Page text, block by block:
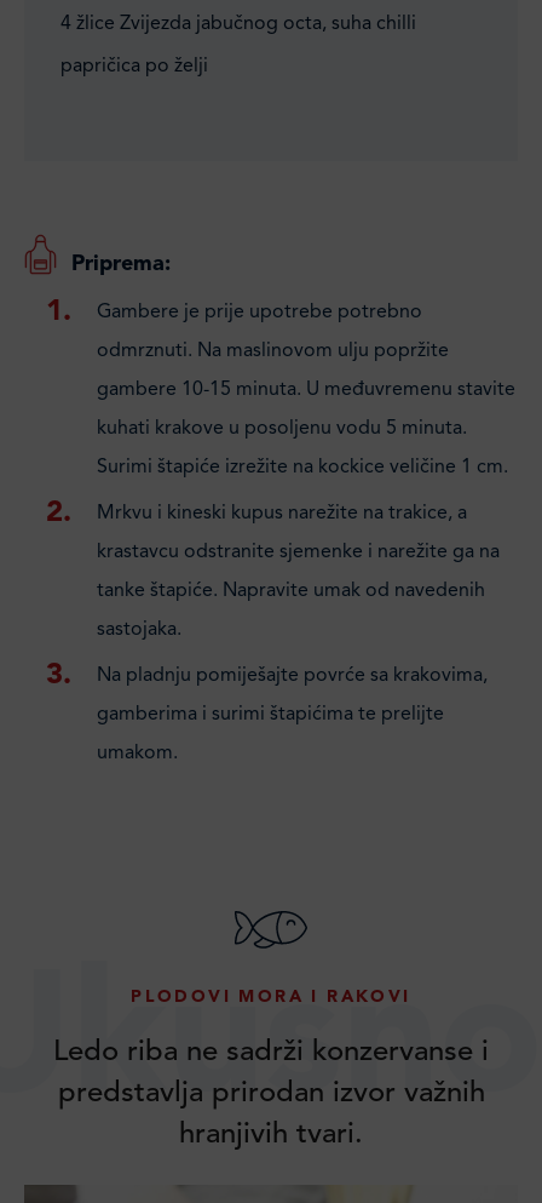
4 žlice Zvijezda jabučnog octa, suha chilli
papričica po želji
Priprema:
Gambere je prije upotrebe potrebno
odmrznuti. Na maslinovom ulju popržite
gambere 10-15 minuta. U međuvremenu stavite
kuhati krakove u posoljenu vodu 5 minuta.
Surimi štapiće izrežite na kockice veličine 1 cm.
Mrkvu i kineski kupus narežite na trakice, a
krastavcu odstranite sjemenke i narežite ga na
tanke štapiće. Napravite umak od navedenih
sastojaka.
Na pladnju pomiješajte povrće sa krakovima,
gamberima i surimi štapićima te prelijte
umakom.
PLODOVI MORA I RAKOVI
Ledo riba ne sadrži konzervanse i
predstavlja prirodan izvor važnih
hranjivih tvari.